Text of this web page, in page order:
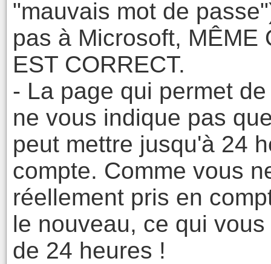
"mauvais mot de
pas à Microsoft, MÊME
EST CORRECT.
- La page qui permet
ne vous indique pas
peut mettre jusqu'à 24
compte. Comme vous
réellement pris en
le nouveau, ce qui
de 24 heures !